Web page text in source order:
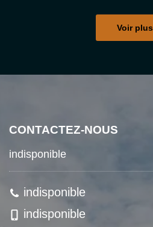
Voir plus
CONTACTEZ-NOUS
indisponible
indisponible
indisponible